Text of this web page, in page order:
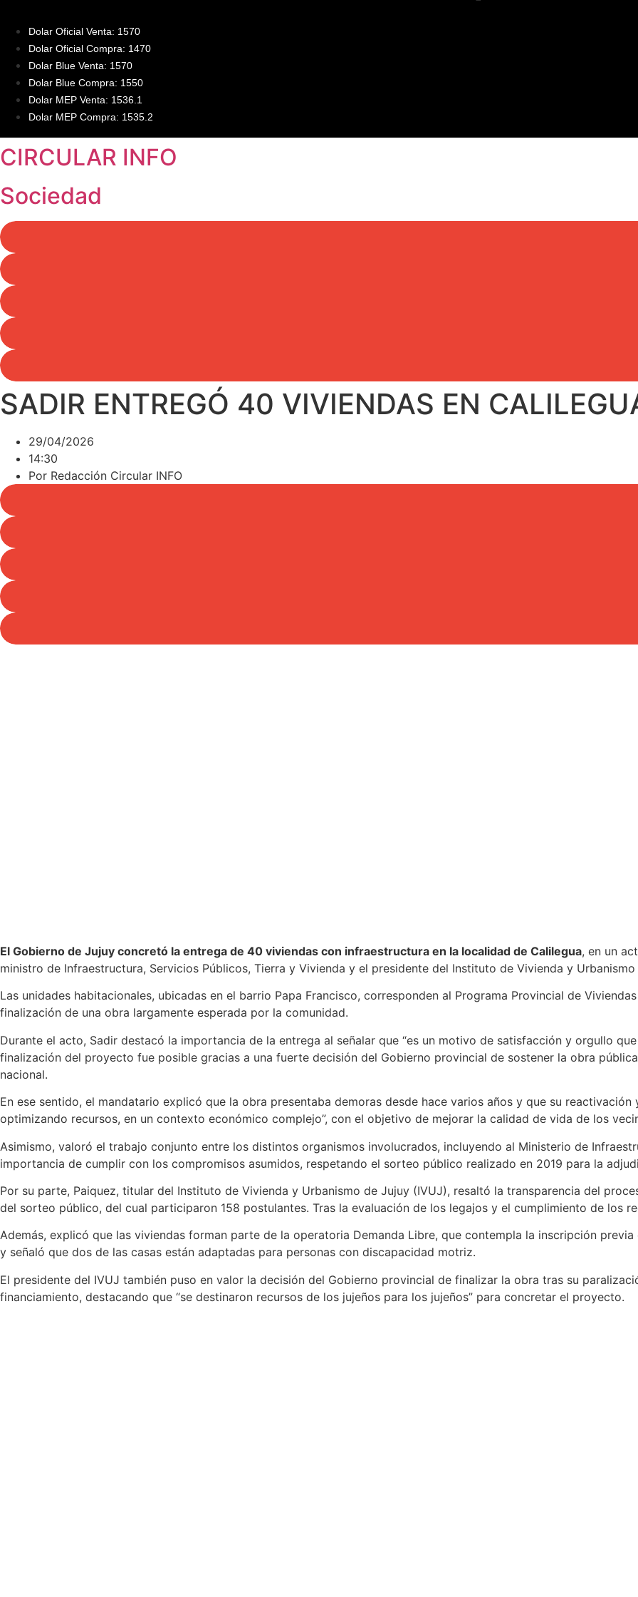
Dolar Oficial Venta: 1570
Dolar Oficial Compra: 1470
Dolar Blue Venta: 1570
Dolar Blue Compra: 1550
Dolar MEP Venta: 1536.1
Dolar MEP Compra: 1535.2
CIRCULAR INFO
Sociedad
SADIR ENTREGÓ 40 VIVIENDAS EN
29/04/2026
14:30
Por Redacción Circular INFO
El Gobierno de Jujuy concretó la entrega de 40 viviendas con infraestructura en la localidad de Calilegua, en un
ministro de Infraestructura, Servicios Públicos, Tierra y Vivienda y el presidente del Instituto de Vivienda y
Las unidades habitacionales, ubicadas en el barrio Papa Francisco, corresponden al Programa Provincial de
finalización de una obra largamente esperada por la comunidad.
Durante el acto, Sadir destacó la importancia de la entrega al señalar que “es un motivo de satisfacción y orgullo
finalización del proyecto fue posible gracias a una fuerte decisión del Gobierno provincial de sostener la obra
nacional.
En ese sentido, el mandatario explicó que la obra presentaba demoras desde hace varios años y que su
optimizando recursos, en un contexto económico complejo”, con el objetivo de mejorar la calidad de vida de los
Asimismo, valoró el trabajo conjunto entre los distintos organismos involucrados, incluyendo al Ministerio de
importancia de cumplir con los compromisos asumidos, respetando el sorteo público realizado en 2019 para la
Por su parte, Paiquez, titular del Instituto de Vivienda y Urbanismo de Jujuy (IVUJ), resaltó la transparencia del
del sorteo público, del cual participaron 158 postulantes. Tras la evaluación de los legajos y el cumplimiento de los
Además, explicó que las viviendas forman parte de la operatoria Demanda Libre, que contempla la inscripción
y señaló que dos de las casas están adaptadas para personas con discapacidad motriz.
El presidente del IVUJ también puso en valor la decisión del Gobierno provincial de finalizar la obra tras su
financiamiento, destacando que “se destinaron recursos de los jujeños para los jujeños” para concretar el proyecto.